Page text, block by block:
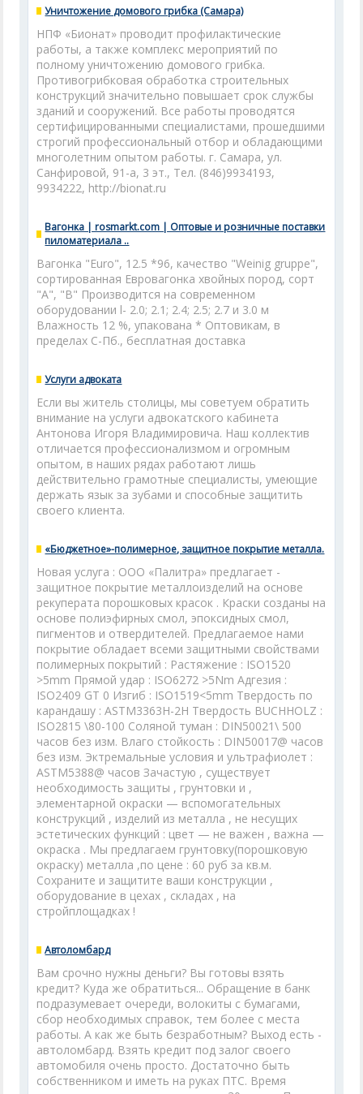
Уничтожение домового грибка (Самара)
НПФ «Бионат» проводит профилактические
работы, а также комплекс мероприятий по
полному уничтожению домового грибка.
Противогрибковая обработка строительных
конструкций значительно повышает срок службы
зданий и сооружений. Все работы проводятся
сертифицированными специалистами, прошедшими
строгий профессиональный отбор и обладающими
многолетним опытом работы. г. Самара, ул.
Санфировой, 91-а, 3 эт., Тел. (846)9934193,
9934222, http://bionat.ru
Вагонка | rosmarkt.com | Оптовые и розничные поставки
пиломатериала ..
Вагонка "Euro", 12.5 *96, качество "Weinig gruppe",
сортированная Евровагонка хвойных пород, сорт
"А", "В" Производится на современном
оборудовании l- 2.0; 2.1; 2.4; 2.5; 2.7 и 3.0 м
Влажность 12 %, упакована * Оптовикам, в
пределах С-Пб., бесплатная доставка
Услуги адвоката
Если вы житель столицы, мы советуем обратить
внимание на услуги адвокатского кабинета
Антонова Игоря Владимировича. Наш коллектив
отличается профессионализмом и огромным
опытом, в наших рядах работают лишь
действительно грамотные специалисты, умеющие
держать язык за зубами и способные защитить
своего клиента.
«Бюджетное»-полимерное, защитное покрытие металла.
Новая услуга : ООО «Палитра» предлагает -
защитное покрытие металлоизделий на основе
рекуперата порошковых красок . Краски созданы на
основе полиэфирных смол, эпоксидных смол,
пигментов и отвердителей. Предлагаемое нами
покрытие обладает всеми защитными свойствами
полимерных покрытий : Растяжение : ISO1520
>5mm Прямой удар : ISO6272 >5Nm Адгезия :
ISO2409 GT 0 Изгиб : ISO1519<5mm Твердость по
карандашу : ASTM3363H-2H Твердость BUCHHOLZ :
ISO2815 \80-100 Соляной туман : DIN50021\ 500
часов без изм. Влаго стойкость : DIN50017@ часов
без изм. Эктремальные условия и ультрафиолет :
ASTM5388@ часов Зачастую , существует
необходимость защиты , грунтовки и ,
элементарной окраски — вспомогательных
конструкций , изделий из металла , не несущих
эстетических функций : цвет — не важен , важна —
окраска . Мы предлагаем грунтовку(порошковую
окраску) металла ,по цене : 60 руб за кв.м.
Сохраните и защитите ваши конструкции ,
оборудование в цехах , складах , на
стройплощадках !
Автоломбард
Вам срочно нужны деньги? Вы готовы взять
кредит? Куда же обратиться... Обращение в банк
подразумевает очереди, волокиты с бумагами,
сбор необходимых справок, тем более с места
работы. А как же быть безработным? Выход есть -
автоломбард. Взять кредит под залог своего
автомобиля очень просто. Достаточно быть
собственником и иметь на руках ПТС. Время